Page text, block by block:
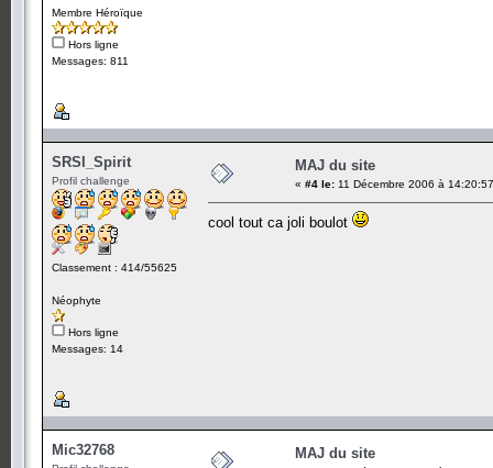
Membre Héroïque
Hors ligne
Messages: 811
SRSI_Spirit
Profil challenge
Classement : 414/55625
Néophyte
Hors ligne
Messages: 14
MAJ du site
« #4 le: 11 Décembre 2006 à
cool tout ca joli boulot
Mic32768 MAJ du site